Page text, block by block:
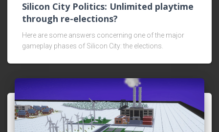
Silicon City Politics: Unlimited playtime
through re-elections?
Here are some answers concerning one of the major
gameplay phases of Silicon City: the elections.